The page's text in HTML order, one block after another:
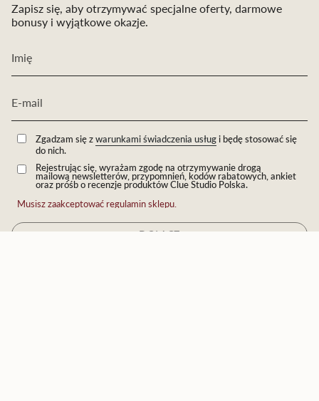
Zapisz się, aby otrzymywać specjalne oferty, darmowe
bonusy i wyjątkowe okazje.
Zgadzam się zwarunkami świadczenia usługi będę stosować się
do nich.
Rejestrując się, wyrażam zgodę na otrzymywanie drogą
mailową newsletterów, przypomnień, kodów rabatowych, ankiet
oraz próśb o recenzje produktów Clue Studio Polska.
Musisz zaakceptować regulamin sklepu.
DOŁĄCZ